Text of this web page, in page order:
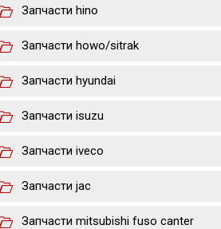
Запчасти hino
Запчасти howo/sitrak
Запчасти hyundai
Запчасти isuzu
Запчасти iveco
Запчасти jac
Запчасти mitsubishi fuso canter